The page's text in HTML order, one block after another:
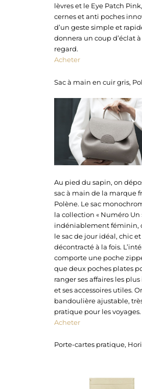
lèvres et le Eye Patch
cernes et anti poches
d’un geste simple et
donnera un coup d’éclat
regard.
Acheter
Sac à main en cuir gris,
Au pied du sapin, on
sac à main de la marque
Polène. Le sac
la collection « Numéro Un
indéniablement féminin,
le sac de jour idéal, chic et
décontracté à la fois.
comporte une poche
que deux poches plates
ranger ses affaires les
et ses accessoires utiles.
bandoulière ajustable,
pratique pour les voyages.
Acheter
Porte-cartes pratique,